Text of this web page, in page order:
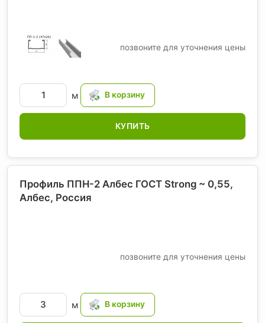
позвоните для уточнения цены
м
КУПИТЬ
Профиль ППН-2 Албес ГОСТ Strong ~ 0,55,
Албес, Россия
позвоните для уточнения цены
м